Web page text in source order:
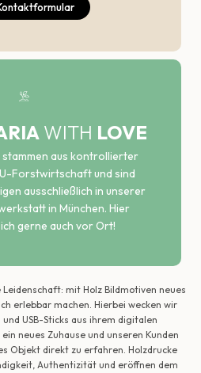
WITH LOVE
stammen aus kontrollierter
Forstwirtschaft und sind
ausschließlich in unserer
in München. Hier
gerne auch vor Ort!
mit Holz Bildmotiven neues
erlebbar machen. Hierbei wecken wir
USB-Sticks aus ihrem digitalen
neues Zuhause und unseren Kunden
Objekt direkt zu erfahren. Holzdrucke
Authentizität und eröffnen dem